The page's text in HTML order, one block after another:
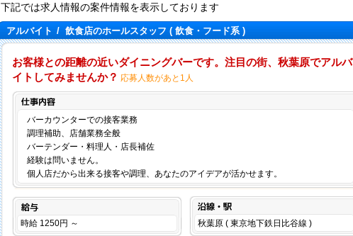
下記では求人情報の案件情報を表示しております
アルバイト / 飲食店のホールスタッフ ( 飲食・フード系 )
お客様との距離の近いダイニングバーです。注目の街、秋葉原でアルバ
イトしてみませんか？ 応募人数があと1人
バーカウンターでの接客業務
調理補助、店舗業務全般
バーテンダー・料理人・店長補佐
経験は問いません。
個人店だから出来る接客や調理、あなたのアイデアが活かせます。
給与
時給 1250円 ～ 秋葉原 ( 東京地下鉄日比谷線 )